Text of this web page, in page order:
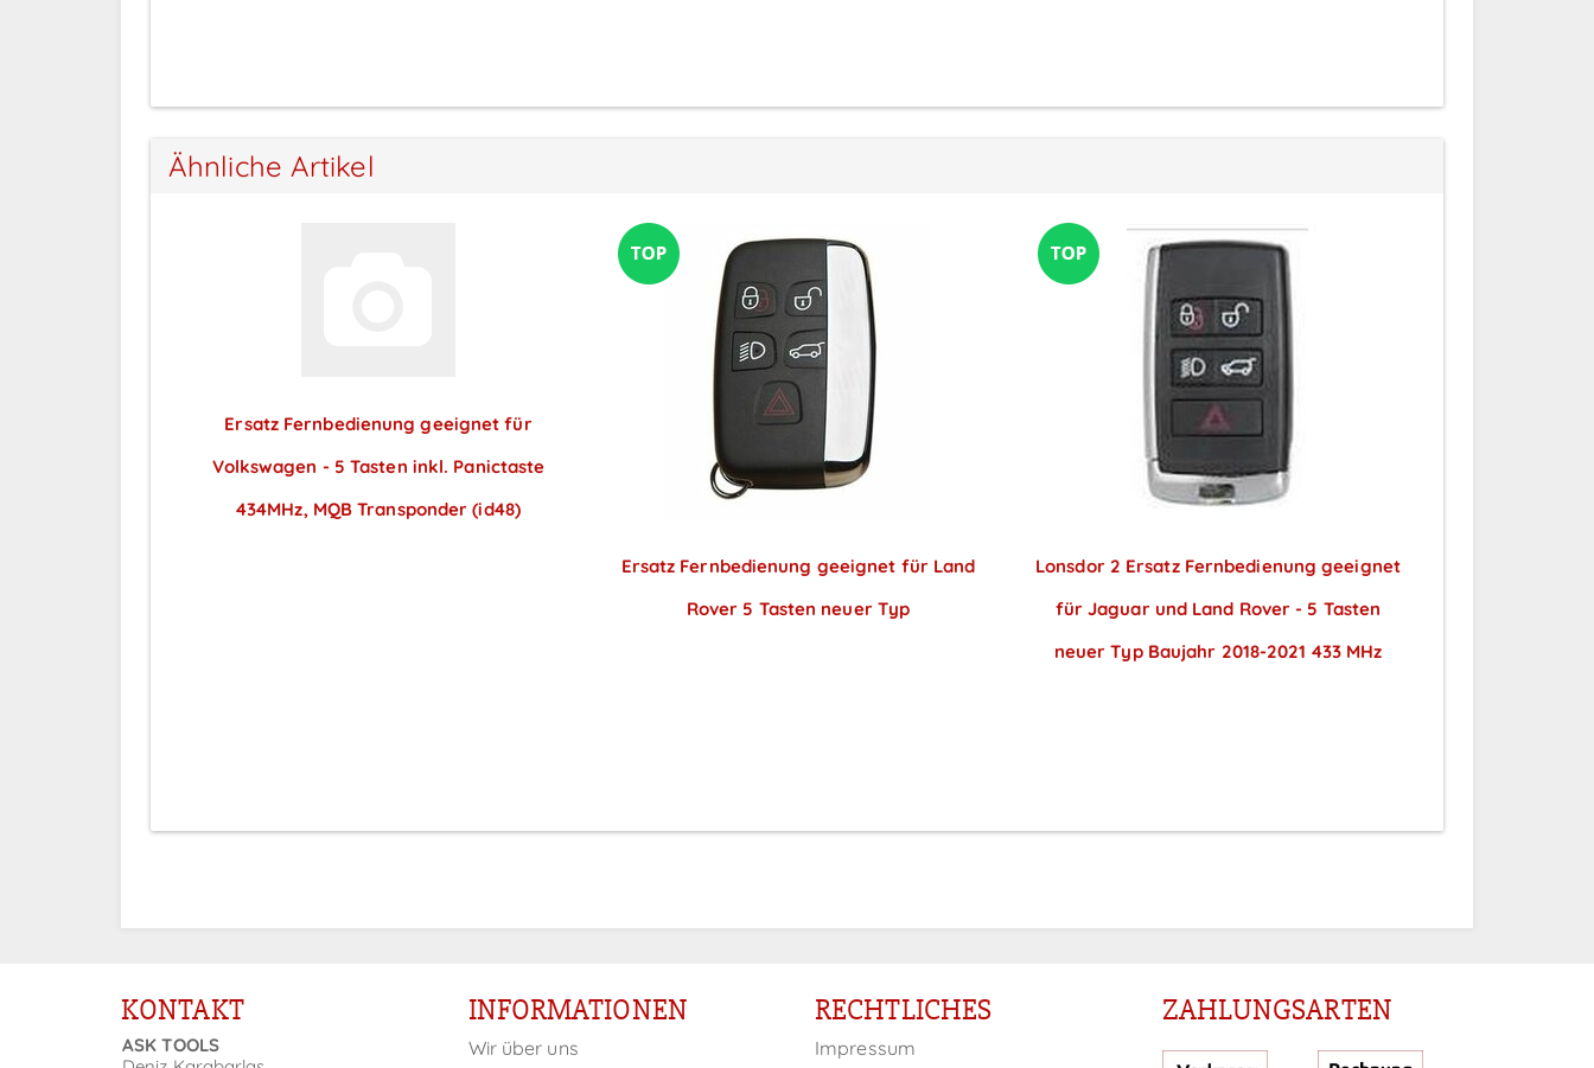
Ähnliche Artikel
Ersatz Fernbedienung geeignet für
Volkswagen - 5 Tasten inkl. Panictaste
434MHz, MQB Transponder (id48)
Ersatz Fernbedienung geeignet für Land
Rover 5 Tasten neuer Typ
Lonsdor 2 Ersatz Fernbedienung geeignet
für Jaguar und Land Rover - 5 Tasten
neuer Typ Baujahr 2018-2021 433 MHz
KONTAKT
ASK TOOLS
INFORMATIONEN
Wir über uns
RECHTLICHES
Impressum
ZAHLUNGSARTEN